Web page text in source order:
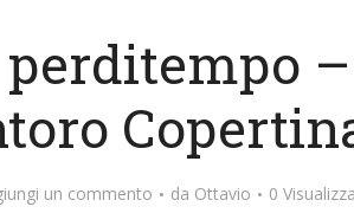
un commento da Ottavio 0